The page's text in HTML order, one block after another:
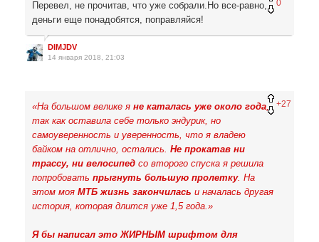
0
Перевел, не прочитав, что уже собрали.Но все-равно,
деньги еще понадобятся, поправляйся!
DIMJDV
14 января 2018, 21:03
+27
«На большом велике я не каталась уже около года
так как оставила себе только эндурик, но
самоуверенность и уверенность, что я владею
байком на отлично, остались. Не прокатав ни
трассу, ни велосипед со второго спуска я решила
попробовать прыгнуть большую пролетку. На
этом моя МТБ жизнь закончилась и началась другая
история, которая длится уже 1,5 года.»
Я бы написал это ЖИРНЫМ шрифтом для